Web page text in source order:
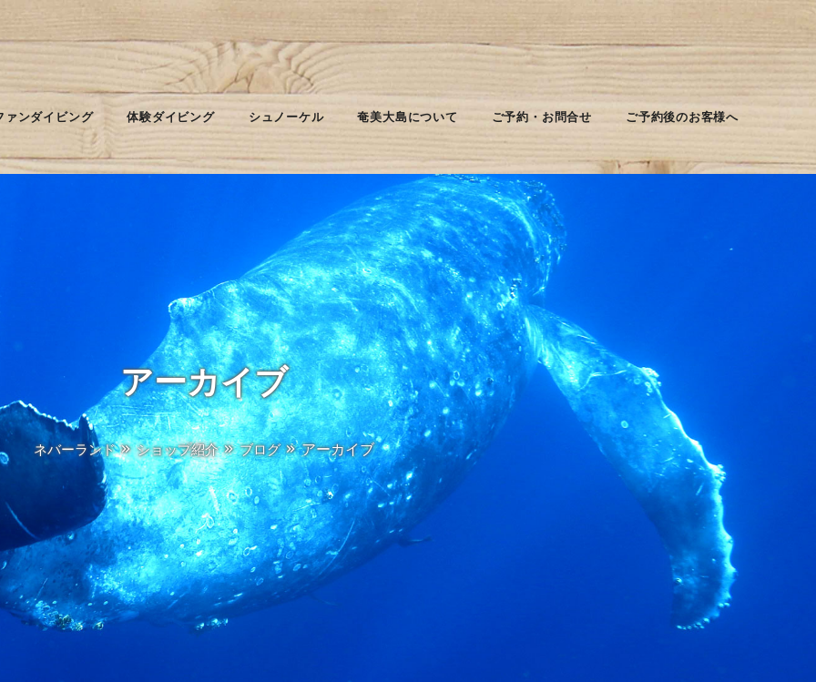
ァンダイビング 体験ダイビング シュノーケル 奄美大島について ご予約・お問合せ ご予約後のお客様へ
アーカイブ
ネバーランド ショップ紹介 ブログ アーカイブ